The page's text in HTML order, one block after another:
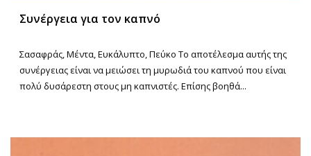
Συνέργεια για τον καπνό
Σασαφράς, Μέντα, Ευκάλυπτο, Πεύκο Το αποτέλεσμα αυτής της
συνέργειας είναι να μειώσει τη μυρωδιά του καπνού που είναι
πολύ δυσάρεστη στους μη καπνιστές. Επίσης βοηθά...